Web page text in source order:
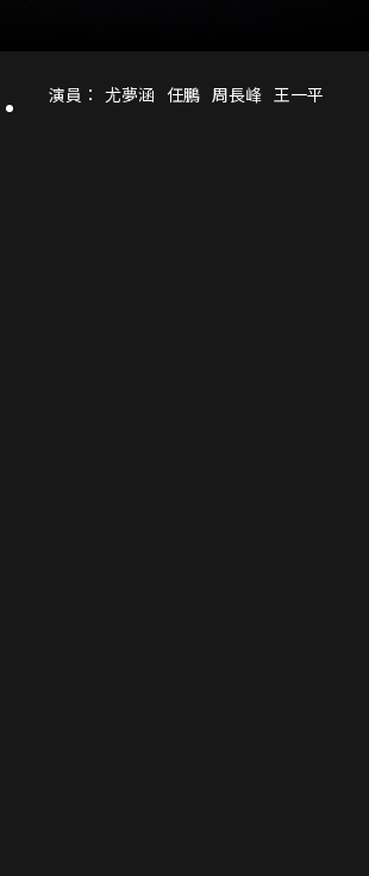
演員： 尤夢涵 任鵬 周長峰 王一平